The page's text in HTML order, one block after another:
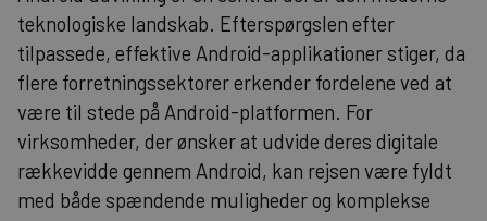
teknologiske landskab. Efterspørgslen efter
tilpassede, effektive Android-applikationer stiger, da
flere forretningssektorer erkender fordelene ved at
være til stede på Android-platformen. For
virksomheder, der ønsker at udvide deres digitale
rækkevidde gennem Android, kan rejsen være fyldt
med både spændende muligheder og komplekse